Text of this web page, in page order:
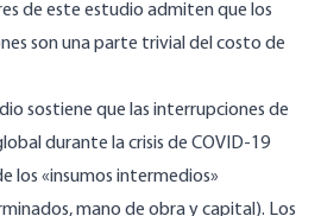
de este estudio admiten que los
son una parte trivial del costo de
sostiene que las interrupciones de
durante la crisis de COVID-19
los «insumos intermedios»
mano de obra y capital). Los